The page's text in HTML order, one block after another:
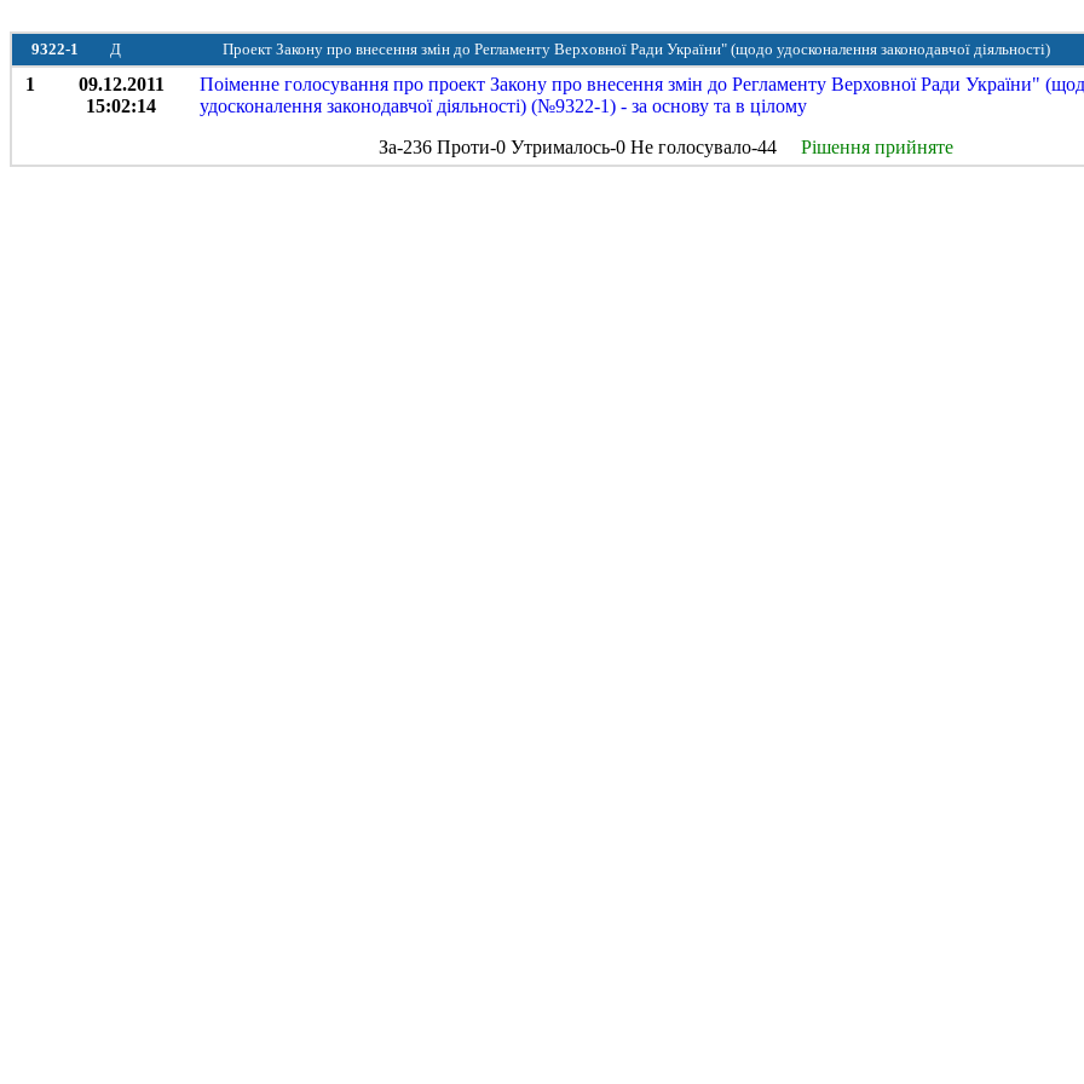
9322-1 Д Проект Закону про внесення змін до Регламенту Верховної Ради України" (щодо удосконалення законодавчої діяльності)
1
09.12.2011
15:02:14
Поіменне голосування про проект Закону про внесення змін до Регламенту Верховної Ради України"
удосконалення законодавчої діяльності) (№9322-1) - за основу та в цілому
За-236 Проти-0 Утрималось-0 Не голосувало-44
Рішення прийняте